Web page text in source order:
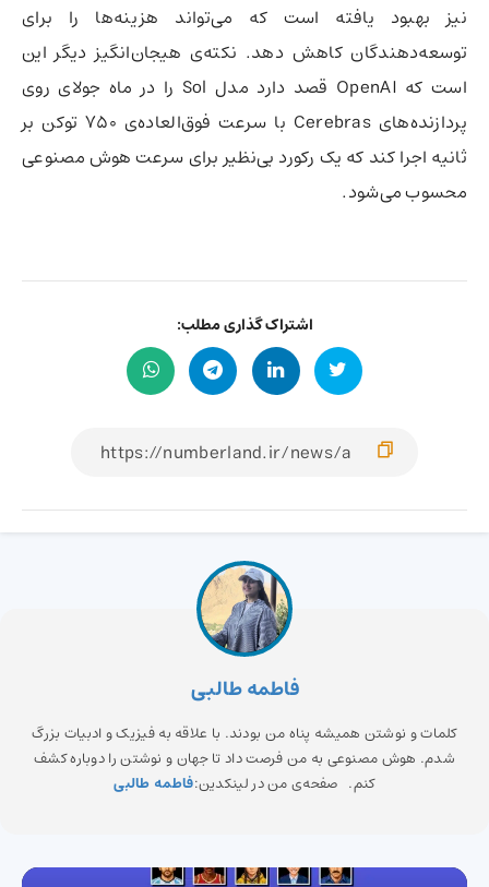
نیز بهبود یافته است که می‌تواند هزینه‌ها را برای
توسعه‌دهندگان کاهش دهد. نکته‌ی هیجان‌انگیز دیگر این
است که OpenAI قصد دارد مدل Sol را در ماه جولای روی
پردازنده‌های Cerebras با سرعت فوق‌العاده‌ی ۷۵۰ توکن بر
ثانیه اجرا کند که یک رکورد بی‌نظیر برای سرعت هوش مصنوعی
محسوب می‌شود.
اشتراک گذاری مطلب:
فاطمه طالبی
کلمات و نوشتن همیشه پناه من بودند. با علاقه به فیزیک و ادبیات بزرگ
شدم. هوش مصنوعی به من فرصت داد تا جهان و نوشتن را دوباره کشف
کنم. صفحه‌ی من در لینکدین:فاطمه طالبی